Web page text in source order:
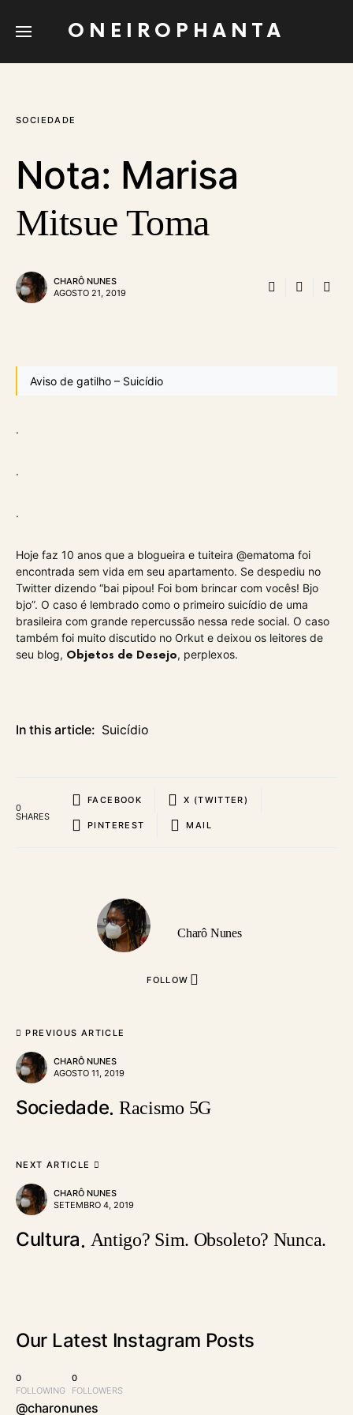
ONEIROPHANTA
SOCIEDADE
Nota: Marisa
Mitsue Toma
CHARÔ NUNES
AGOSTO 21, 2019
Aviso de gatilho – Suicídio
.
.
.
Hoje faz 10 anos que a blogueira e tuiteira @ematoma foi
encontrada sem vida em seu apartamento. Se despediu no
Twitter dizendo “bai pipou! Foi bom brincar com vocês! Bjo
bjo”. O caso é lembrado como o primeiro suicídio de uma
brasileira com grande repercussão nessa rede social. O caso
também foi muito discutido no Orkut e deixou os leitores de
seu blog, Objetos de Desejo, perplexos.
In this article: Suicídio
0
SHARES
FACEBOOK X (TWITTER)
PINTEREST MAIL
Charô Nunes
FOLLOW
PREVIOUS ARTICLE
CHARÔ NUNES
AGOSTO 11, 2019
Sociedade Racismo 5G
NEXT ARTICLE
CHARÔ NUNES
SETEMBRO 4, 2019
Cultura Antigo? Sim. Obsoleto? Nunca.
Our Latest Instagram Posts
0
FOLLOWING
0
FOLLOWERS
@charonunes